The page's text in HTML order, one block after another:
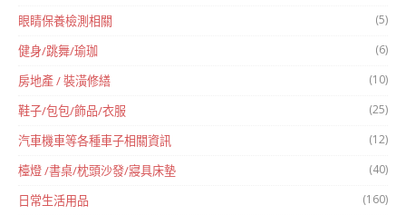
眼睛保養檢測相關 (5)
健身/跳舞/瑜珈 (6)
房地產 / 裝潢修繕 (10)
鞋子/包包/飾品/衣服 (25)
汽車機車等各種車子相關資訊 (12)
檯燈 /書桌/枕頭沙發/寢具床墊 (40)
日常生活用品 (160)